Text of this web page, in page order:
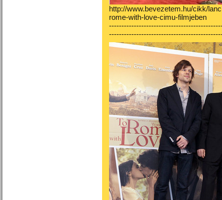
http://www.bevezetem.hu/cikk/
rome-with-love-cimu-filmjeben
-